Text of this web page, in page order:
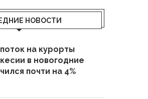
НОВОСТИ
на курорты
в новогодние
почти на 4%